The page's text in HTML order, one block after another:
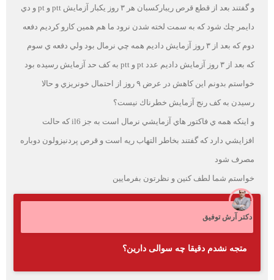
و گفتند بعد از قطع قرص ريباركسبان هر ٣ روز يكبار آزمايش ptt و pt و دي
دايمر چك شود كه به سمت لخته شدن نرود ما هم همين كارو كرديم دفعه
دوم كه بعد از ٣ روز آزمايش داديم همه چي نرمال بود ولي دفعه ي سوم
كه بعد از ٣ روز آزمايش داديم عدد pt و ptt به كف حد آزمايش رسيده بود
خواستم بدونم اين كاهش در عرض ٩ روز از احتمال خونريزي و حالا
رسيدن به كف رنج آزمايش خطرناك نيست؟
و اينكه همه ي فاكتور هاي آزمايشي نرمال است به جز il6 كه حالت
افزايشي دارد كه گفتند بخاطر التهاب ريه است و قرص پردنيزولون دوباره
مصرف شود
خواستم شما لطف كنين و نظرتون بفرمايين
دکتر آرش توفیق
متجه نشدم دقیقا چه سوالی دارین؟